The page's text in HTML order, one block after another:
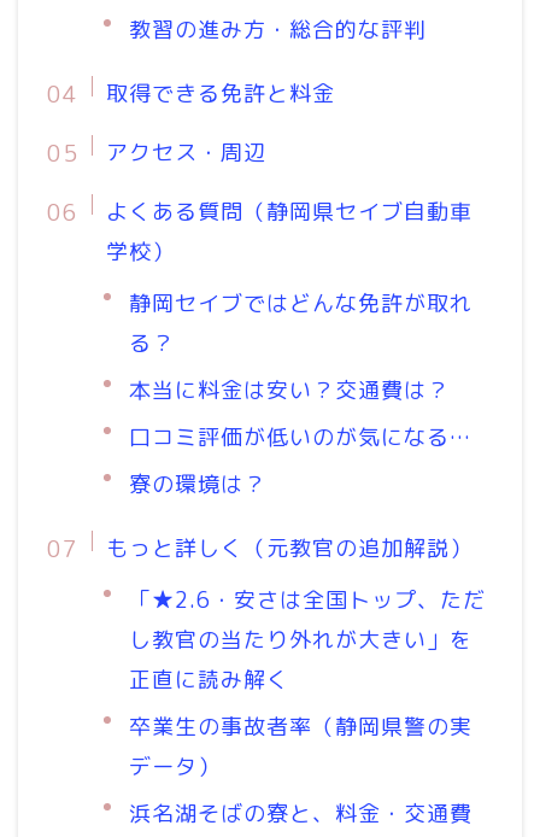
教習の進み方・総合的な評判
取得できる免許と料金
アクセス・周辺
よくある質問（静岡県セイブ自動車
学校）
静岡セイブではどんな免許が取れ
る？
本当に料金は安い？交通費は？
口コミ評価が低いのが気になる…
寮の環境は？
もっと詳しく（元教官の追加解説）
「★2.6・安さは全国トップ、ただ
し教官の当たり外れが大きい」を
正直に読み解く
卒業生の事故者率（静岡県警の実
データ）
浜名湖そばの寮と、料金・交通費